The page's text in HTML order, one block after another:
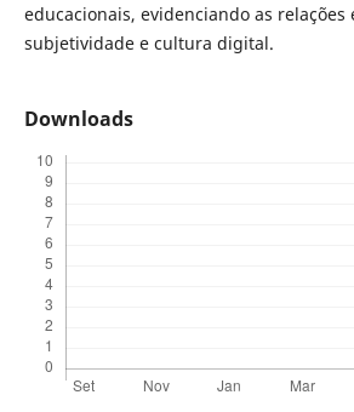
educacionais, evidenciando as relações
subjetividade e cultura digital.
Downloads